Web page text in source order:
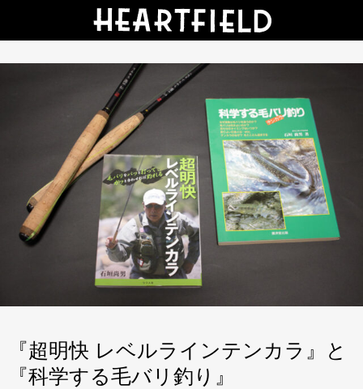
『超明快 レベルラインテンカラ』と
『科学する毛バリ釣り』